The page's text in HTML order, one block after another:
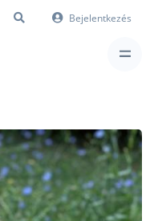
Bejelentkezés